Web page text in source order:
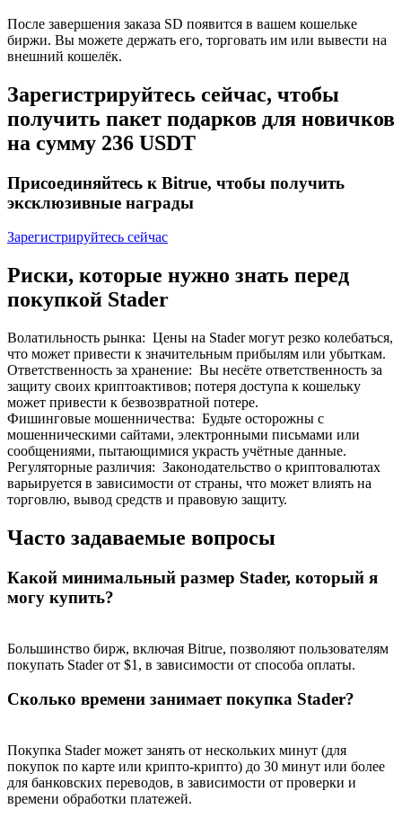
Bitrue Партнеры
Реферал
Пригласите друга, чтобы получить денежные
вознаграждения
Share 500000 CASHCAT prize pool
После завершения заказа SD появится в вашем кошельке
биржи. Вы можете держать его, торговать им или вывести на
внешний кошелёк.
Зарегистрируйтесь сейчас, чтобы
получить пакет подарков для новичков
на сумму 236 USDT
Присоединяйтесь к Bitrue, чтобы получить
эксклюзивные награды
Зарегистрируйтесь сейчас
Риски, которые нужно знать перед
покупкой Stader
Волатильность рынка: Цены на Stader могут резко колебаться,
что может привести к значительным прибылям или убыткам.
Ответственность за хранение: Вы несёте ответственность за
защиту своих криптоактивов; потеря доступа к кошельку
может привести к безвозвратной потере.
Фишинговые мошенничества: Будьте осторожны с
мошенническими сайтами, электронными письмами или
сообщениями, пытающимися украсть учётные данные.
Регуляторные различия: Законодательство о криптовалютах
варьируется в зависимости от страны, что может влиять на
торговлю, вывод средств и правовую защиту.
Часто задаваемые вопросы
Какой минимальный размер Stader, который я
могу купить?
Большинство бирж, включая Bitrue, позволяют пользователям
покупать Stader от $1, в зависимости от способа оплаты.
Сколько времени занимает покупка Stader?
Покупка Stader может занять от нескольких минут (для
покупок по карте или крипто-крипто) до 30 минут или более
для банковских переводов, в зависимости от проверки и
времени обработки платежей.